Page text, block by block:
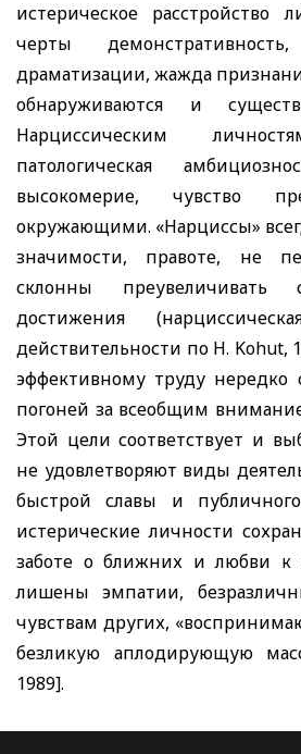
истерическое расстройство
черты
драматизации, жажда
обнаруживаются и
Нарциссическим
патологическая
высокомерие, чувство
окружающими. «Нарциссы»
значимости, правоте, не
склонны
достижения
действительности по H. Kohut,
эффективному труду нередко
погоней за всеобщим
Этой цели соответствует и
не удовлетворяют виды
быстрой славы и
истерические личности
заботе о ближних и любви к
лишены эмпатии,
чувствам других,
безликую аплодирующую
1989].